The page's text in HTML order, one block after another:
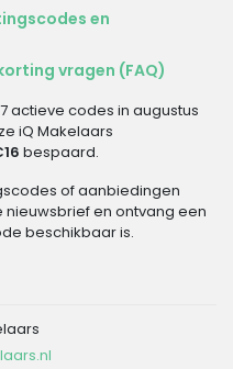
en
vragen (FAQ)
actieve codes in augustus
iQ Makelaars
bespaard.
of aanbiedingen
en ontvang een
beschikbaar is.